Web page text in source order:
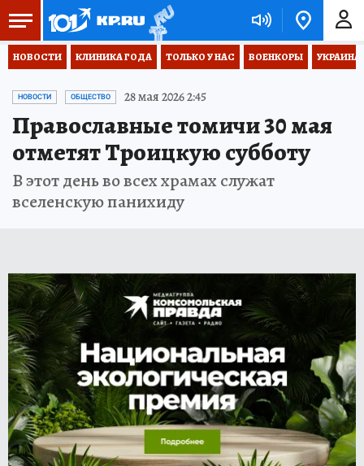
НОВОСТИ КЛИНИКА ГОДА ТОЛЬКО У НАС ВОЕНКОРЫ
НОВОСТИ ОБЩЕСТВО 28 мая 2026 2:45
Православные томичи 30 мая
отметят Троицкую субботу
В этот день во всех храмах служат
вселенскую панихиду